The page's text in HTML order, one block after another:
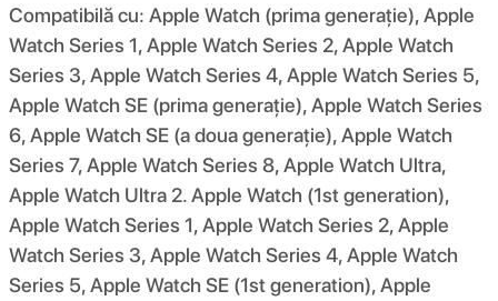
Compatibilă cu: Apple Watch (prima generație), Apple
Watch Series 1, Apple Watch Series 2, Apple Watch
Series 3, Apple Watch Series 4, Apple Watch Series 5,
Apple Watch SE (prima generație), Apple Watch Series
6, Apple Watch SE (a doua generație), Apple Watch
Series 7, Apple Watch Series 8, Apple Watch Ultra,
Apple Watch Ultra 2. Apple Watch (1st generation),
Apple Watch Series 1, Apple Watch Series 2, Apple
Watch Series 3, Apple Watch Series 4, Apple Watch
Series 5, Apple Watch SE (1st generation), Apple